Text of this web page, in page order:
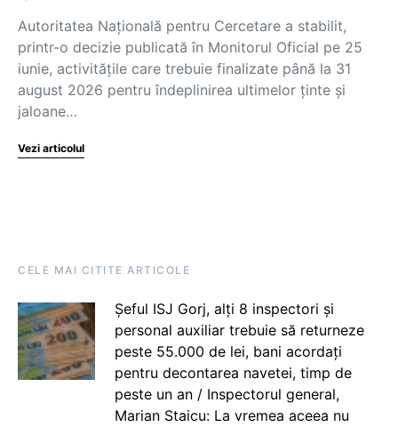
Autoritatea Națională pentru Cercetare a stabilit,
printr-o decizie publicată în Monitorul Oficial pe 25
iunie, activitățile care trebuie finalizate până la 31
august 2026 pentru îndeplinirea ultimelor ținte și
jaloane…
Vezi articolul
CELE MAI CITITE ARTICOLE
Șeful ISJ Gorj, alți 8 inspectori și
personal auxiliar trebuie să returneze
peste 55.000 de lei, bani acordați
pentru decontarea navetei, timp de
peste un an / Inspectorul general,
Marian Staicu: La vremea aceea nu